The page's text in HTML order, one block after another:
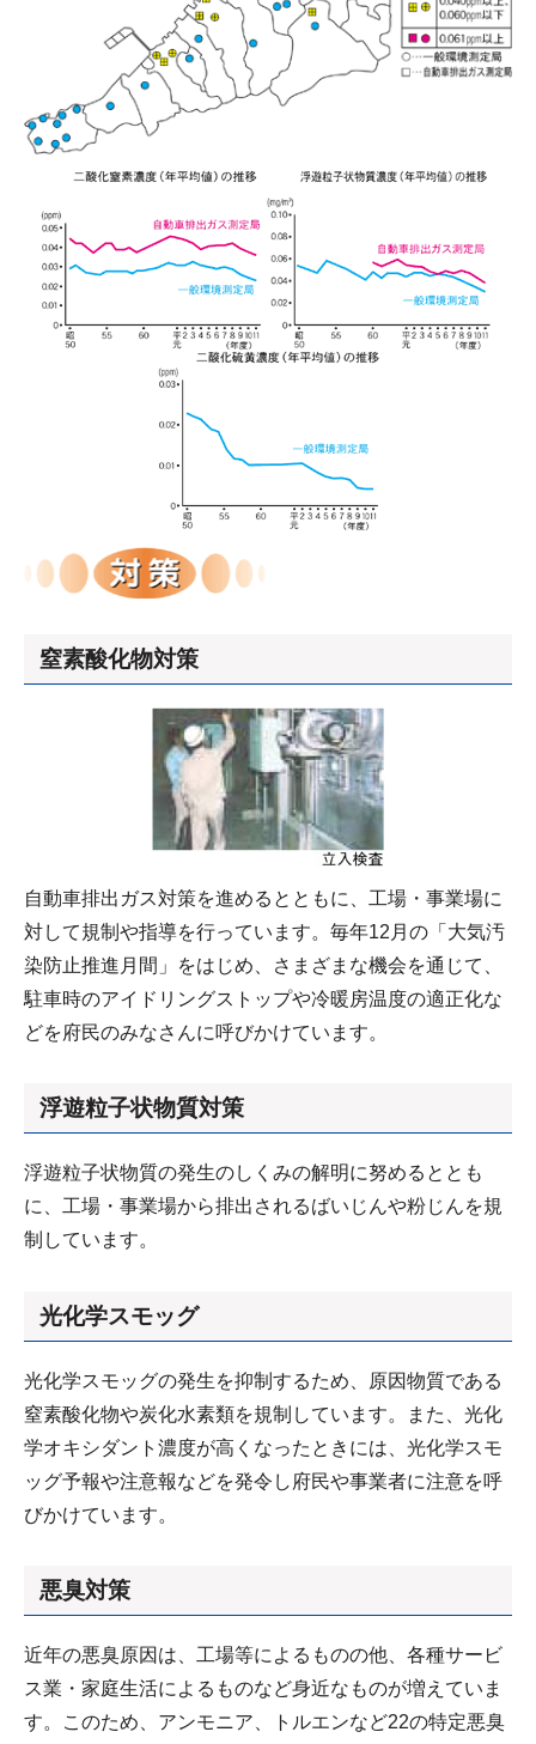
窒素酸化物対策
自動車排出ガス対策を進めるとともに、工場・事業場に
対して規制や指導を行っています。毎年12月の「大気汚
染防止推進月間」をはじめ、さまざまな機会を通じて、
駐車時のアイドリングストップや冷暖房温度の適正化な
どを府民のみなさんに呼びかけています。
浮遊粒子状物質対策
浮遊粒子状物質の発生のしくみの解明に努めるととも
に、工場・事業場から排出されるばいじんや粉じんを規
制しています。
光化学スモッグ
光化学スモッグの発生を抑制するため、原因物質である
窒素酸化物や炭化水素類を規制しています。また、光化
学オキシダント濃度が高くなったときには、光化学スモ
ッグ予報や注意報などを発令し府民や事業者に注意を呼
びかけています。
悪臭対策
近年の悪臭原因は、工場等によるものの他、各種サービ
ス業・家庭生活によるものなど身近なものが増えていま
す。このため、アンモニア、トルエンなど22の特定悪臭